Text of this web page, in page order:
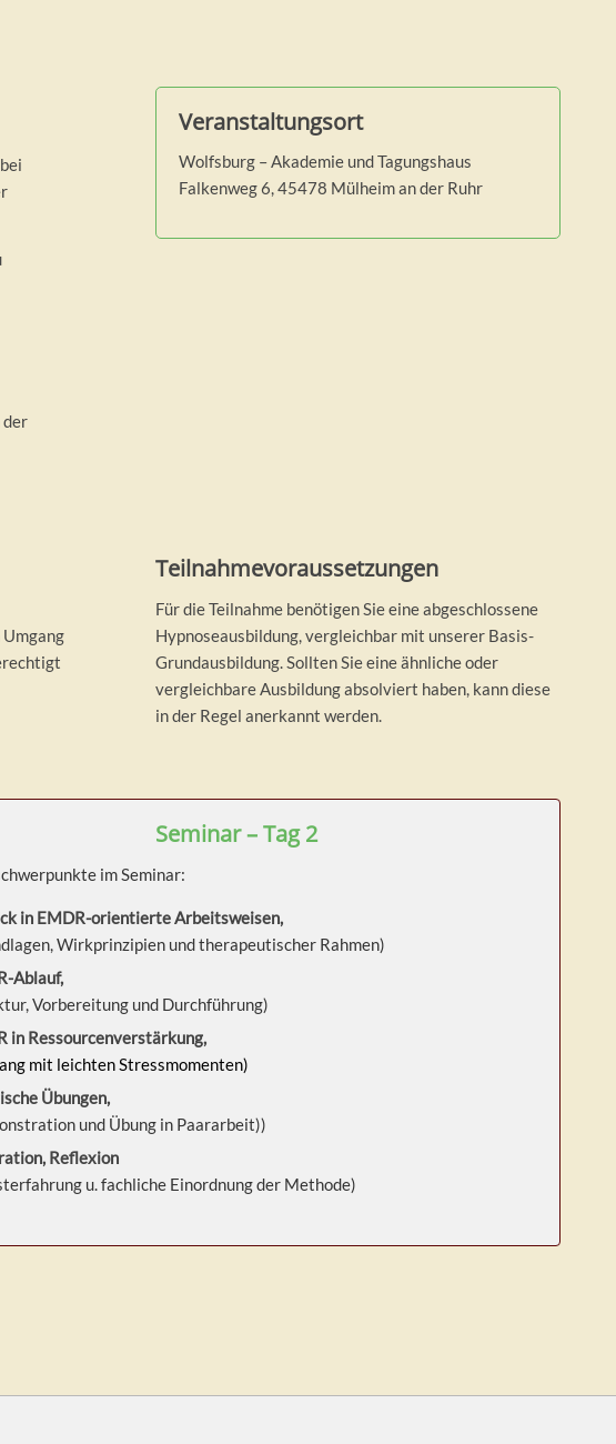
Veranstaltungsort
Wolfsburg – Akademie und Tagungshaus
Falkenweg 6, 45478 Mülheim an der Ruhr
der
Teilnahmevoraussetzungen
Für die Teilnahme benötigen Sie eine abgeschlossene
Hypnoseausbildung, vergleichbar mit unserer Basis-
Grundausbildung. Sollten Sie eine ähnliche oder
vergleichbare Ausbildung absolviert haben, kann diese
in der Regel anerkannt werden.
Seminar – Tag 2
im Seminar:
in EMDR-orientierte Arbeitsweisen,
Wirkprinzipien und therapeutischer Rahmen)
Ablauf,
Vorbereitung und Durchführung)
in Ressourcenverstärkung,
mit leichten Stressmomenten)
Übungen,
und Übung in Paararbeit))
Reflexion
u. fachliche Einordnung der Methode)